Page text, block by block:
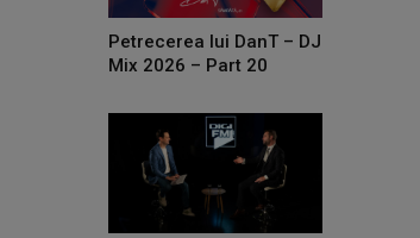
Petrecerea lui DanT – DJ
Mix 2026 – Part 20